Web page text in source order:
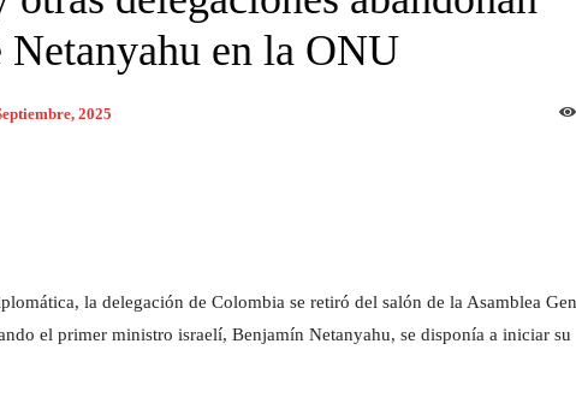
Netanyahu en la ONU
2025
la delegación de Colombia se retiró del salón de la Asamblea
el primer ministro israelí, Benjamín Netanyahu, se disponía a iniciar su